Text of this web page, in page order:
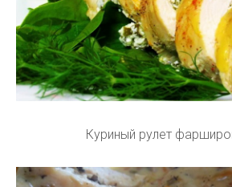
Куриный рулет